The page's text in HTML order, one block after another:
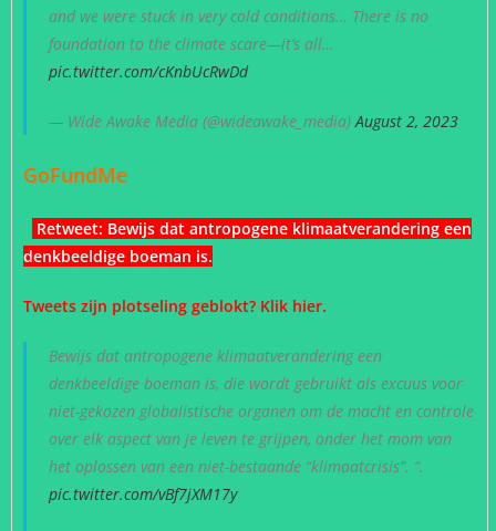
and we were stuck in very cold conditions… There is no
foundation to the climate scare—it’s all…
pic.twitter.com/cKnbUcRwDd
— Wide Awake Media (@wideawake_media) August 2, 2023
GoFundMe
Retweet: Bewijs dat antropogene klimaatverandering een
denkbeeldige boeman is.
Tweets zijn plotseling geblokt? Klik hier.
Bewijs dat antropogene klimaatverandering een
denkbeeldige boeman is, die wordt gebruikt als excuus voor
niet-gekozen globalistische organen om de macht en controle
over elk aspect van je leven te grijpen, onder het mom van
het oplossen van een niet-bestaande “klimaatcrisis”. “.
pic.twitter.com/vBf7jXM17y